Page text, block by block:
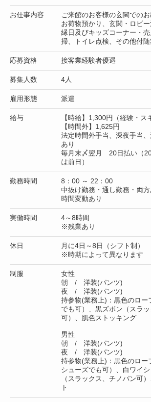
お仕事内容
ご来館のお客様の玄関での
お荷物預かり、玄関・ロビー
縁日及びキッズコーナー・
掃、トイレ点検、その他付
応募資格 接客業経験者優遇
募集人数 4人
雇用形態 派遣
給与
【時給】1,300円（経験・ス
【時間外】1,625円
法定時間外手当、深夜手当
あり
毎月末〆翌月 20日払い（
は前日）
勤務時間
8：00 ～ 22：00
中抜け勤務・通し勤務・両
時間変動あり
実働時間
4～8時間
※残業あり
休日
月に4日～8日（シフト制）
※時期によって異なります
制服
女性
朝 / 洋装(パンツ)
夜 / 洋装(パンツ)
持参物(業務上)：黒色のロー
でも可）、黒ズボン（スラ
可）、肌色ストッキング
男性
朝 / 洋装(パンツ)
夜 / 洋装(パンツ)
持参物(業務上)：黒色のロー
シューズでも可）、白ワイ
（スラックス、チノパン可
ト